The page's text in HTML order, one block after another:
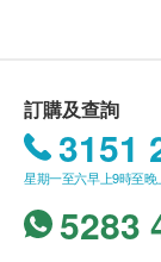
乳房造影為
一種普遍的
的人士進行
人。
檢查時間
報告
進行健康檢
進檢查報告
輪侯報告講
需時間或客人
訂購及查詢
3151
星期一至六早上9時至
5283